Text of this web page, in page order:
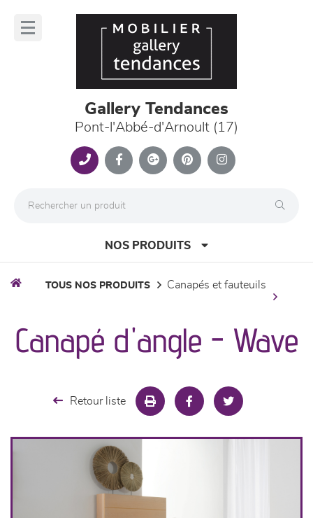
Gallery Tendances
Pont-l'Abbé-d'Arnoult (17)
NOS PRODUITS
séjours
meubles de complément
TOUS NOS PRODUITS canapés et fauteuils
Canapé d'angle - Wave
Retour liste